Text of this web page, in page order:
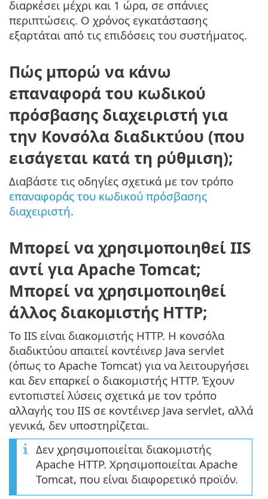
διαρκέσει μέχρι και 1 ώρα, σε σπάνιες
περιπτώσεις. Ο χρόνος εγκατάστασης
εξαρτάται από τις επιδόσεις του συστήματος.
Πώς μπορώ να κάνω
επαναφορά του κωδικού
πρόσβασης διαχειριστή για
την Κονσόλα διαδικτύου (που
εισάγεται κατά τη ρύθμιση);
Διαβάστε τις οδηγίες σχετικά με τον τρόπο
επαναφοράς του κωδικού πρόσβασης
διαχειριστή.
Μπορεί να χρησιμοποιηθεί IIS
αντί για Apache Tomcat;
Μπορεί να χρησιμοποιηθεί
άλλος διακομιστής HTTP;
Το IIS είναι διακομιστής HTTP. Η κονσόλα
διαδικτύου απαιτεί κοντέινερ Java servlet
(όπως το Apache Tomcat) για να λειτουργήσει
και δεν επαρκεί ο διακομιστής HTTP. Έχουν
εντοπιστεί λύσεις σχετικά με τον τρόπο
αλλαγής του IIS σε κοντέινερ Java servlet, αλλά
γενικά, δεν υποστηρίζεται.
Δεν χρησιμοποιείται διακομιστής
Apache HTTP. Χρησιμοποιείται Apache
Tomcat, που είναι διαφορετικό προϊόν.